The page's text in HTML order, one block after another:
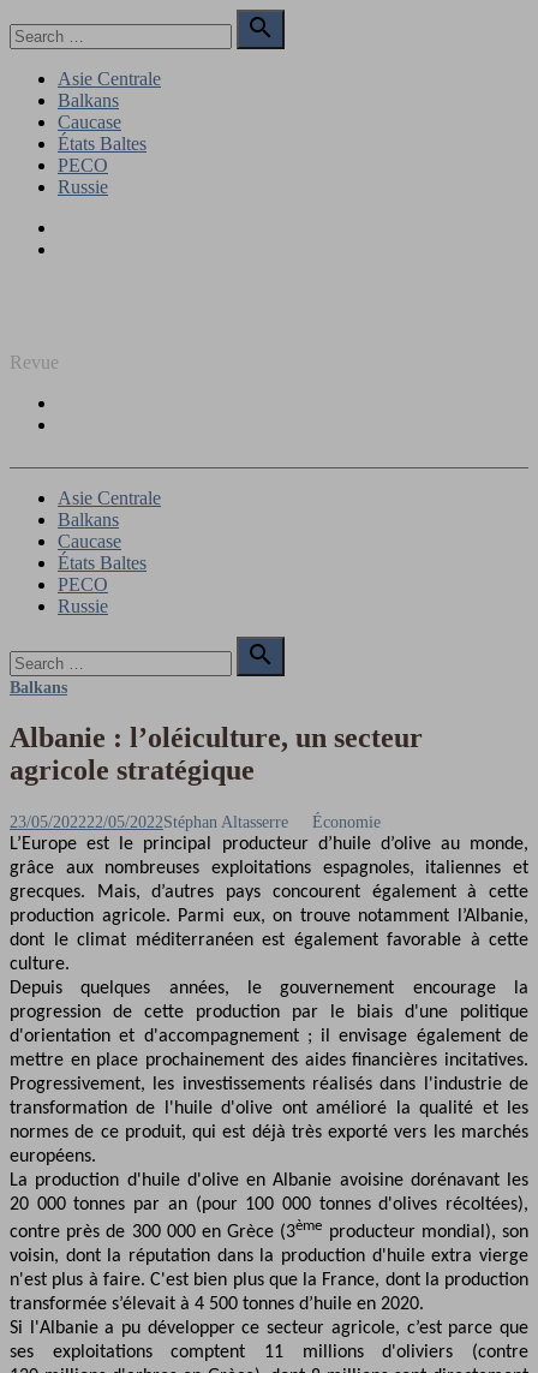
to
for:

Search
Asie Centrale
Balkans
Caucase
États Baltes
PECO
Russie
Revue
Asie Centrale
Balkans
Caucase
États Baltes
PECO
Russie
for:

Search
Balkans
Albanie : l’oléiculture, un secteur
agricole stratégique
Posted
on
23/05/202222/05/2022Author
Stéphan Altasserre Économie
L’Europe est le principal producteur d’huile d’olive au monde,
grâce aux nombreuses exploitations espagnoles, italiennes et
grecques. Mais, d’autres pays concourent également à cette
production agricole. Parmi eux, on trouve notamment l’Albanie,
dont le climat méditerranéen est également favorable à cette
culture.
Depuis quelques années, le gouvernement encourage la
progression de cette production par le biais d'une politique
d'orientation et d'accompagnement ; il envisage également de
mettre en place prochainement des aides financières incitatives.
Progressivement, les investissements réalisés dans l'industrie de
transformation de l'huile d'olive ont amélioré la qualité et les
normes de ce produit, qui est déjà très exporté vers les marchés
européens.
La production d'huile d'olive en Albanie avoisine dorénavant les
20 000 tonnes par an (pour 100 000 tonnes d'olives récoltées),
contre près de 300 000 en Grèce (3ème producteur mondial), son
voisin, dont la réputation dans la production d'huile extra vierge
n'est plus à faire. C'est bien plus que la France, dont la production
transformée s’élevait à 4 500 tonnes d’huile en 2020.
Si l'Albanie a pu développer ce secteur agricole, c’est parce que
ses exploitations comptent 11 millions d'oliviers (contre